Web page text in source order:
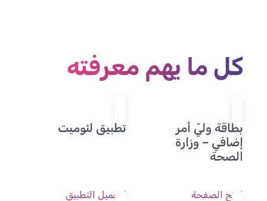
كل ما يهم معرفته
بطاقة وليّ أمر
إضافي – وزارة
الصحة
لفتح الصفحة
تطبيق لئوميت
لتحميل التطبيق